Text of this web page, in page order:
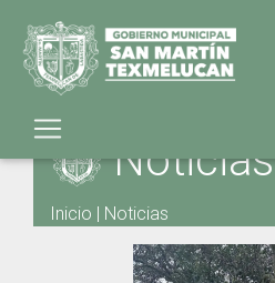
Noticias
Inicio | Noticias